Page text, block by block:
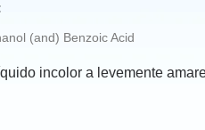
(and) Benzoic Acid
incolor a levemente